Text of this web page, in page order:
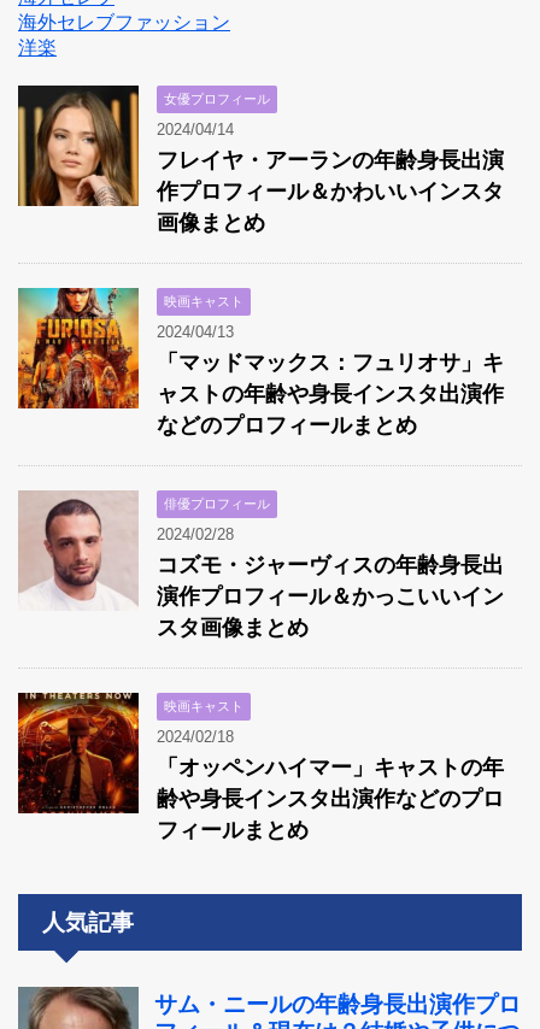
海外セレブファッション
洋楽
女優プロフィール
2024/04/14
フレイヤ・アーランの年齢身長出演
作プロフィール＆かわいいインスタ
画像まとめ
映画キャスト
2024/04/13
「マッドマックス：フュリオサ」キ
ャストの年齢や身長インスタ出演作
などのプロフィールまとめ
俳優プロフィール
2024/02/28
コズモ・ジャーヴィスの年齢身長出
演作プロフィール＆かっこいいイン
スタ画像まとめ
映画キャスト
2024/02/18
「オッペンハイマー」キャストの年
齢や身長インスタ出演作などのプロ
フィールまとめ
人気記事